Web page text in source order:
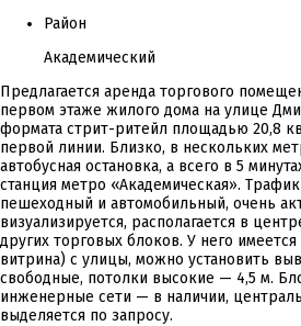
Район
Академический
Предлагается аренда торгового
первом этаже жилого дома на улице
формата стрит-ритейл площадью 20,8
первой линии. Близко, в нескольких
автобусная остановка, а всего в 5
станция метро «Академическая».
пешеходный и автомобильный, очень
визуализируется, располагается в
других торговых блоков. У него
витрина) с улицы, можно установить
свободные, потолки высокие — 4,5 м.
инженерные сети — в наличии,
выделяется по запросу.